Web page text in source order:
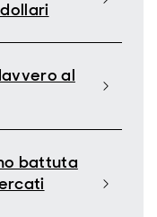
al
battuta